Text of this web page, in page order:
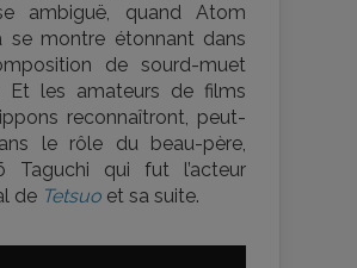
ambiguë, quand Atom
se montre étonnant dans
de sourd-muet
Et les amateurs de films
reconnaîtront, peut-
le rôle du beau-père,
Taguchi qui fut l’acteur
de Tetsuo et sa suite.